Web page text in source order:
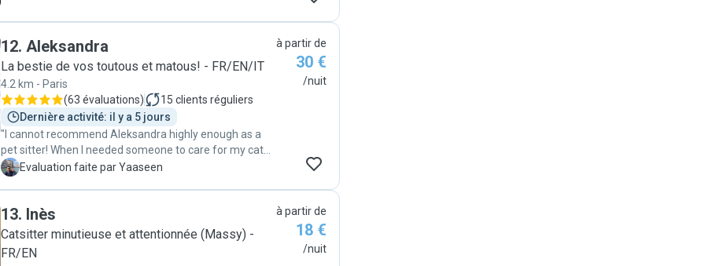
12. Aleksandra
La bestie de vos toutous et matous! - FR/EN/IT
4.2 km - Paris
(63 évaluations) 15 clients réguliers
Dernière activité: il y a 5 jours
"I cannot recommend Aleksandra highly enough as a
pet sitter! When I needed someone to care for my cat
Bristol during a two-week vacation, I was naturally
worries to rest with her exceptional care and
professionalism. She sent regular updates with photos
and videos that showed Bristol was not only well-cared
for but genuinely happy and comfortable. It was clear
Y Evaluation faite par Yaaseen
à partir de
30 €
/nuit
13. Inès
Catsitter minutieuse et attentionnée (Massy) -
FR/EN
à partir de
18 €
/nuit